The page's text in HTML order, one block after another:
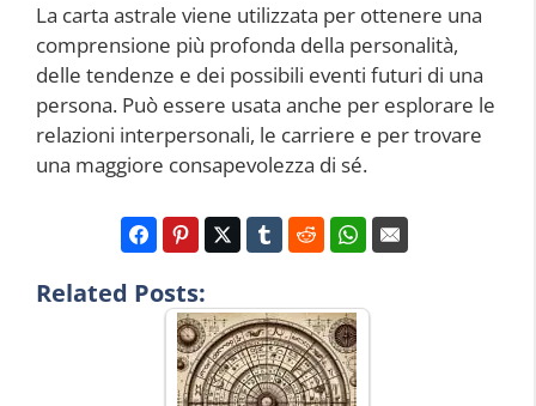
La carta astrale viene utilizzata per ottenere una
comprensione più profonda della personalità,
delle tendenze e dei possibili eventi futuri di una
persona. Può essere usata anche per esplorare le
relazioni interpersonali, le carriere e per trovare
una maggiore consapevolezza di sé.
Related Posts: